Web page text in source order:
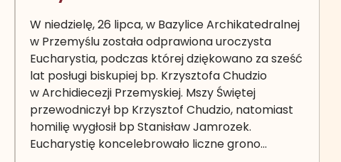
W niedzielę, 26 lipca, w Bazylice Archikatedralnej
w Przemyślu została odprawiona uroczysta
Eucharystia, podczas której dziękowano za sześć
lat posługi biskupiej bp. Krzysztofa Chudzio
w Archidiecezji Przemyskiej. Mszy Świętej
przewodniczył bp Krzysztof Chudzio, natomiast
homilię wygłosił bp Stanisław Jamrozek.
Eucharystię koncelebrowało liczne grono…